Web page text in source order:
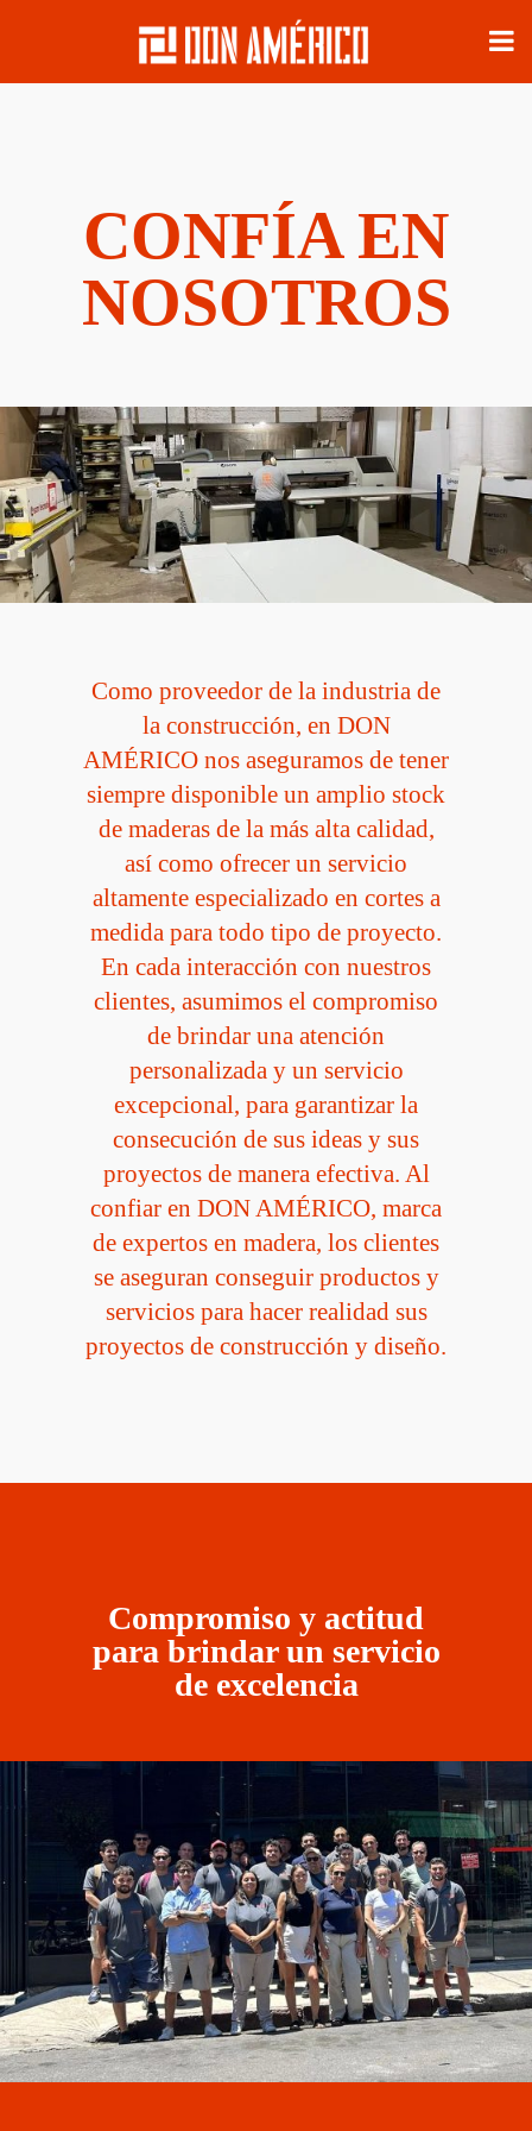
CONFÍA EN
NOSOTROS
Como proveedor de la industria de
la construcción, en DON
AMÉRICO nos aseguramos de tener
siempre disponible un amplio stock
de maderas de la más alta calidad,
así como ofrecer un servicio
altamente especializado en cortes a
medida para todo tipo de proyecto.
En cada interacción con nuestros
clientes, asumimos el compromiso
de brindar una atención
personalizada y un servicio
excepcional, para garantizar la
consecución de sus ideas y sus
proyectos de manera efectiva. Al
confiar en DON AMÉRICO, marca
de expertos en madera, los clientes
se aseguran conseguir productos y
servicios para hacer realidad sus
proyectos de construcción y diseño.
Compromiso y actitud
para brindar un servicio
de excelencia